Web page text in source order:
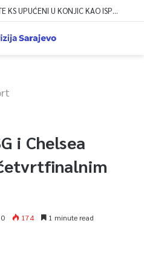
VATROGASCI CIVILNE ZAŠTITE KS UPUĆENI U KONJIC KAO ISPOMOĆ U GAŠENJU POŽARA
i Chelsea
0 174 1 minute read